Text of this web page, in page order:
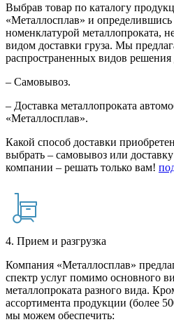
Выбрав товар по каталогу
«Металлосплав» и определившись
номенклатурой металлопроката,
видом доставки груза. Мы
распространенных видов решения
– Самовывоз.
– Доставка металлопроката
«Металлосплав».
Какой способ доставки
выбрать – самовывоз или
компании – решать только вам!
4. Прием и разгрузка
Компания «Металлосплав»
спектр услуг помимо основного
металлопроката разного вида.
ассортимента продукции (более
мы можем обеспечить: